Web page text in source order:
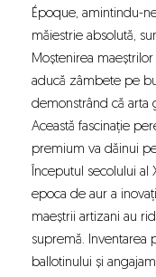
Époque, amintindu-
măiestrie absolută,
Moștenirea
aducă zâmbete pe
demonstrând că arta
Această fascinație
premium va dăinui
Începutul secolului al
epoca de aur a
maeștrii artizani au
supremă. Inventarea
ballotinului și